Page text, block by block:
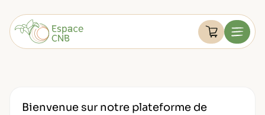
contenu
Retourner à l'accueil
Devenir membre
FAQ
Voir leMenu
Bienvenue sur notre plateforme de